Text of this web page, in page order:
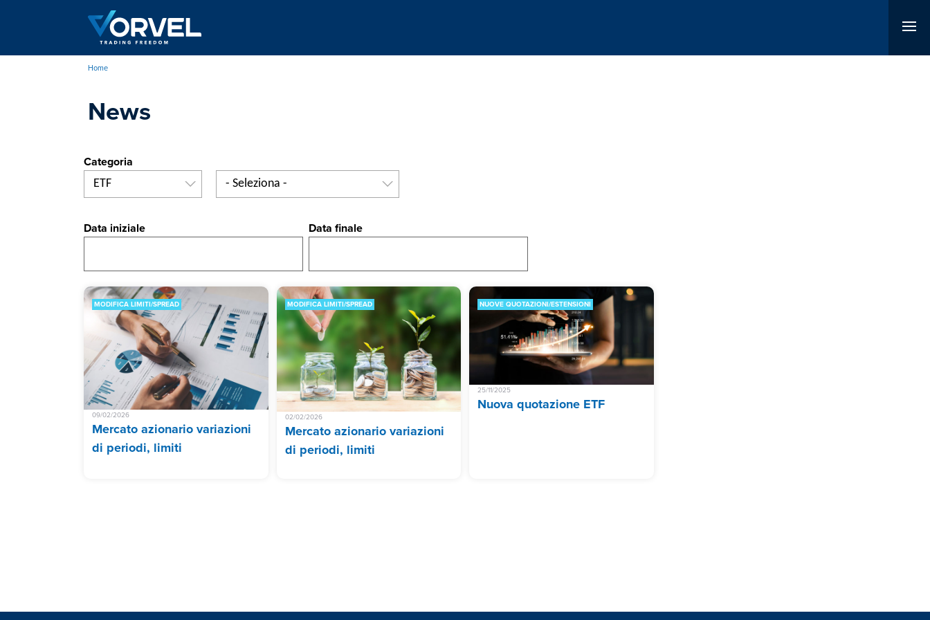
principale
di
Home
News
Categoria
ETF - Seleziona -
Data iniziale Data finale
MODIFICA LIMITI/SPREAD
09/02/2026
Mercato azionario variazioni
di periodi, limiti
MODIFICA LIMITI/SPREAD
02/02/2026
Mercato azionario variazioni
di periodi, limiti
NUOVE QUOTAZIONI/ESTENSIONI
25/11/2025
Nuova quotazione ETF